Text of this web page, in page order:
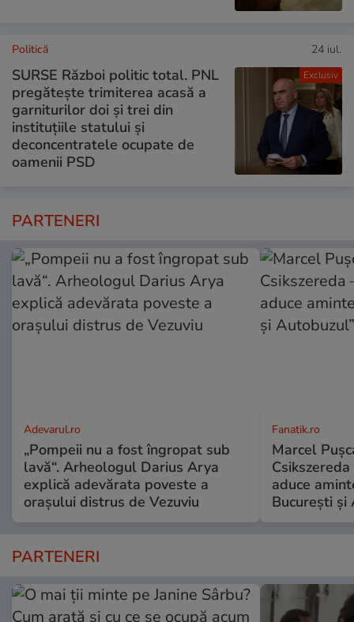
Exclusiv
Politică 24 iul.
SURSE Război politic total. PNL
pregătește trimiterea acasă a
garniturilor doi și trei din
instituțiile statului și
deconcentratele ocupate de
oamenii PSD
PARTENERI
Adevarul.ro
„Pompeii nu a fost îngropat sub
lavă“. Arheologul Darius Arya
explică adevărata poveste a
orașului distrus de Vezuviu
Fanatik.ro
Marcel
aduce
București și
PARTENERI